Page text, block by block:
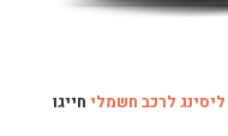
ליסינג לרכב חשמלי חייגו